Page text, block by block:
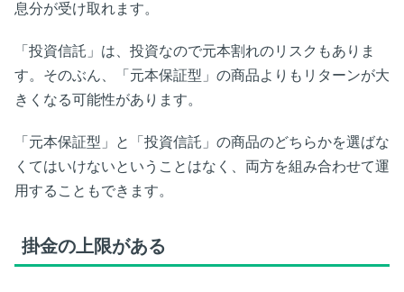
息分が受け取れます。
「投資信託」は、投資なので元本割れのリスクもありま
す。そのぶん、「元本保証型」の商品よりもリターンが大
きくなる可能性があります。
「元本保証型」と「投資信託」の商品のどちらかを選ばな
くてはいけないということはなく、両方を組み合わせて運
用することもできます。
掛金の上限がある